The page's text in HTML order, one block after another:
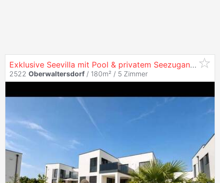
Exklusive Seevilla mit Pool & privatem Seezugang - Luxuswohnen im Wohnpark Giardino,
2522 Oberwaltersdorf / 180m² / 5 Zimmer